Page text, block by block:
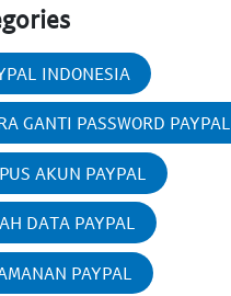
INDONESIA
GANTI PASSWORD PAYPAL
AKUN PAYPAL
DATA PAYPAL
PAYPAL